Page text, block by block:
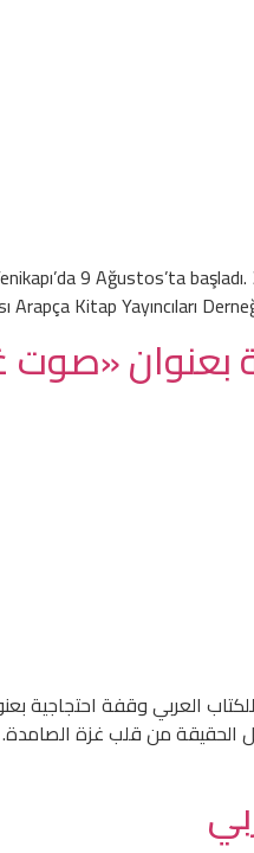
9 Ağustos’ta
Arapça Kitap Yayıncıları
«صوت
العربي وقفة احتجاجية
الحقيقة من قلب غزة